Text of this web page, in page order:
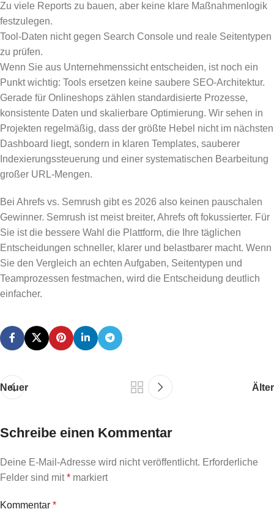
Zu viele Reports zu bauen, aber keine klare Maßnahmenlogik
festzulegen.
Tool-Daten nicht gegen Search Console und reale Seitentypen
zu prüfen.
Wenn Sie aus Unternehmenssicht entscheiden, ist noch ein
Punkt wichtig: Tools ersetzen keine saubere SEO-Architektur.
Gerade für Onlineshops zählen standardisierte Prozesse,
konsistente Daten und skalierbare Optimierung. Wir sehen in
Projekten regelmäßig, dass der größte Hebel nicht im nächsten
Dashboard liegt, sondern in klaren Templates, sauberer
Indexierungssteuerung und einer systematischen Bearbeitung
großer URL-Mengen.
Bei Ahrefs vs. Semrush gibt es 2026 also keinen pauschalen
Gewinner. Semrush ist meist breiter, Ahrefs oft fokussierter. Für
Sie ist die bessere Wahl die Plattform, die Ihre täglichen
Entscheidungen schneller, klarer und belastbarer macht. Wenn
Sie den Vergleich an echten Aufgaben, Seitentypen und
Teamprozessen festmachen, wird die Entscheidung deutlich
einfacher.
Neuer Älter
Schreibe einen Kommentar
Deine E-Mail-Adresse wird nicht veröffentlicht. Erforderliche
Felder sind mit* markiert
Kommentar *